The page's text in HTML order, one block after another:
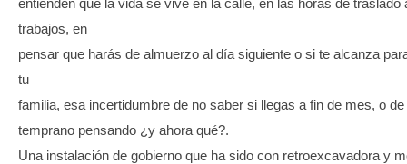
trabajos, en
pensar que harás de almuerzo al día siguiente o si te alcanza
tu
familia, esa incertidumbre de no saber si llegas a fin de mes, o
temprano pensando ¿y ahora qué?.
Una instalación de gobierno que ha sido con retroexcavadora y